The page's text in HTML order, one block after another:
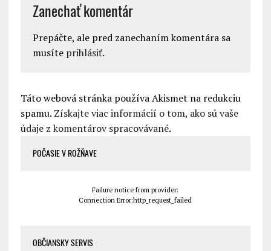
Zanechať komentár
Prepáčte, ale pred zanechaním komentára sa
musíte prihlásiť.
Táto webová stránka používa Akismet na redukciu
spamu. Získajte viac informácií o tom, ako sú vaše
údaje z komentárov spracovávané.
POČASIE V ROŽŇAVE
Failure notice from provider:
Connection Error:http_request_failed
OBČIANSKY SERVIS